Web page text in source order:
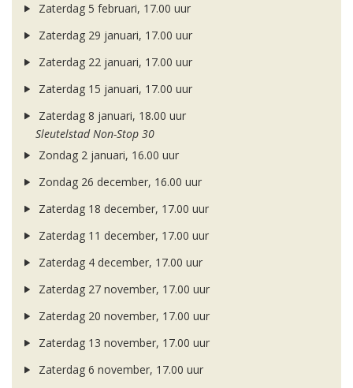
Zaterdag 5 februari, 17.00 uur
Zaterdag 29 januari, 17.00 uur
Zaterdag 22 januari, 17.00 uur
Zaterdag 15 januari, 17.00 uur
Zaterdag 8 januari, 18.00 uur
Sleutelstad Non-Stop 30
Zondag 2 januari, 16.00 uur
Zondag 26 december, 16.00 uur
Zaterdag 18 december, 17.00 uur
Zaterdag 11 december, 17.00 uur
Zaterdag 4 december, 17.00 uur
Zaterdag 27 november, 17.00 uur
Zaterdag 20 november, 17.00 uur
Zaterdag 13 november, 17.00 uur
Zaterdag 6 november, 17.00 uur